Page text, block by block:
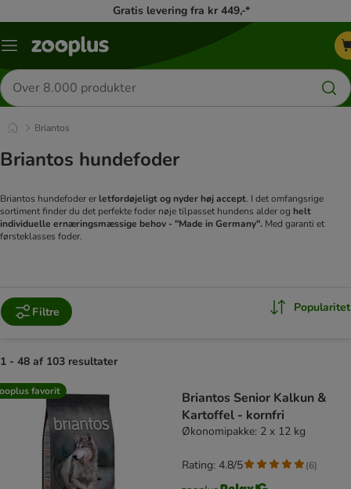
Gratis levering fra kr 449,-*
Menu
Søg
efter
produkter
Briantos
Briantos hundefoder
Briantos hundefoder er letfordøjeligt og nyder høj accept. I det omfangsrige
sortiment finder du det perfekte foder nøje tilpasset hundens alder og helt
individuelle ernæringsmæssige behov - "Made in Germany". Med garanti et
førsteklasses foder.
Filtre Popularitet
1 - 48 af 103 resultater
product items have been changed
favorit
Briantos Senior Kalkun &
Kartoffel - kornfri
Økonomipakke: 2 x 12 kg
Rating: 4.8/5 (6)